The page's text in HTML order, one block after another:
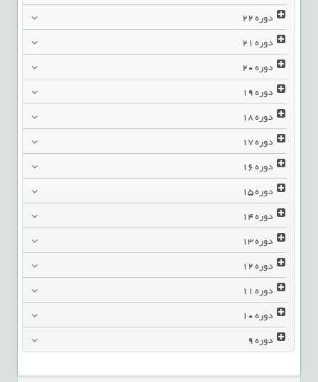
دوره22
دوره21
دوره20
دوره19
دوره18
دوره17
دوره16
دوره15
دوره14
دوره13
دوره12
دوره11
دوره10
دوره9